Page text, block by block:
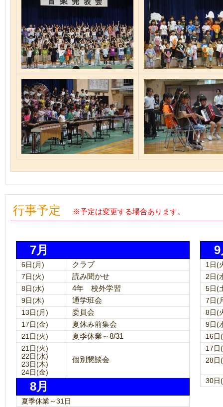
行事予定 ※予定は変更する場合あります。
7月
6日(月)
クラブ
7日(火)
読み聞かせ
8日(水)
4年 校外学習
9日(木)
通学班会
13日(月)
委員会
17日(金)
夏休み前集会
21日(火)
夏季休業～8/31
21日(火)
22日(水)
23日(木)
24日(金)
個別懇談会
8月
夏季休業～31日
9
1日(
2日(
5日(
7日(
8日(
9日(
16日
17日
28日
30日